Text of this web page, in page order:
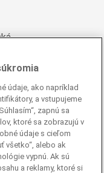
údaje, ako napríklad
a vstupujeme
zapnú sa
ktoré sa zobrazujú v
údaje s cieľom
všetko“, alebo ak
vypnú. Ak sú
a reklamy, ktoré si